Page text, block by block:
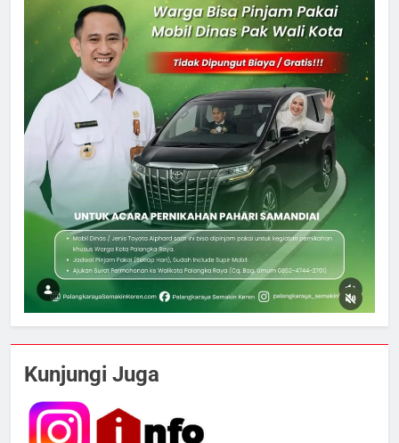
Kunjungi Juga
5
Ketua dan Empat Komisioner KPU
Pilkada Rp40 Miliar
HUKUM DAN KRIMINAL